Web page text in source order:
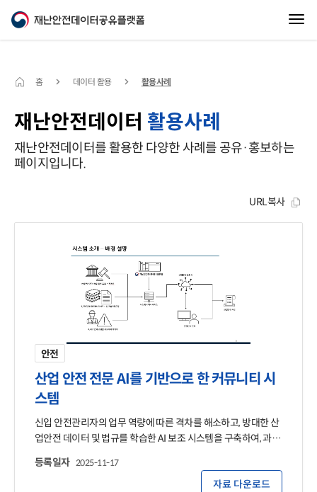
홈 데이터 활용 활용사례
재난안전데이터 활용사례
재난안전데이터를 활용한 다양한 사례를 공유·홍보하는
페이지입니다.
URL복사
안전
산업 안전 전문 AI를 기반으로 한 커뮤니티 시
스템
신입 안전관리자의 업무 역량에 따른 격차를 해소하고, 방대한 산
업안전 데이터 및 법규를 학습한 AI 보조 시스템을 구축하여, 과도
등록일자 2025-11-17
자료 다운로드